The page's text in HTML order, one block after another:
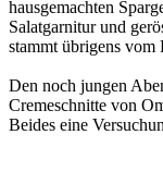
hausgemachten
Salatgarnitur und
stammt übrigens vom
Den noch jungen
Cremeschnitte von
Beides eine